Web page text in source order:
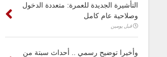
التأشيرة الجديدة للعمرة: متعددة الدخول
وصلاحية عام كامل
قبل يومين
وأخيرا توضيح رسمي .. أحداث سبتة من